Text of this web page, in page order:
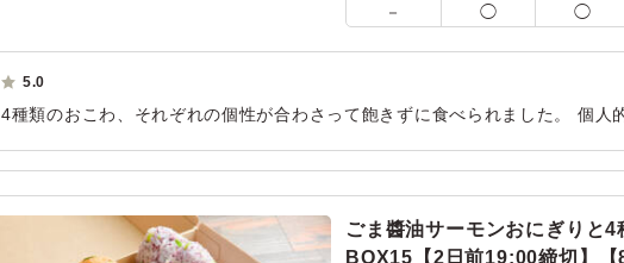
－ ◯ ◯
5.0
4種類のおこわ、それぞれの個性が合わさって飽きずに食べられました。 個人
ごま醬油サーモンおにぎりと4
BOX15【2日前19:00締切】